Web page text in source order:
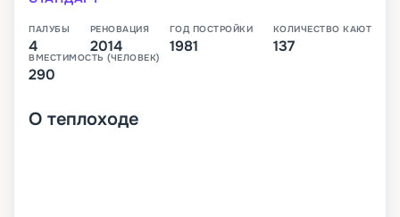
ПАЛУБЫ
4
РЕНОВАЦИЯ
2014
ГОД ПОСТРОЙКИ
1981
КОЛИЧЕСТВО КАЮТ
137
ВМЕСТИМОСТЬ (ЧЕЛОВЕК)
290
О теплоходе